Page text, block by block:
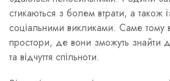
стикаються з болем втрати, а також
соціальними викликами. Саме тому
простори, де вони зможуть знайти
та відчуття спільноти.